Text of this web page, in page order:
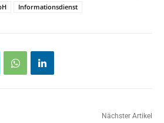
Informationsdienst
Nächster Artikel